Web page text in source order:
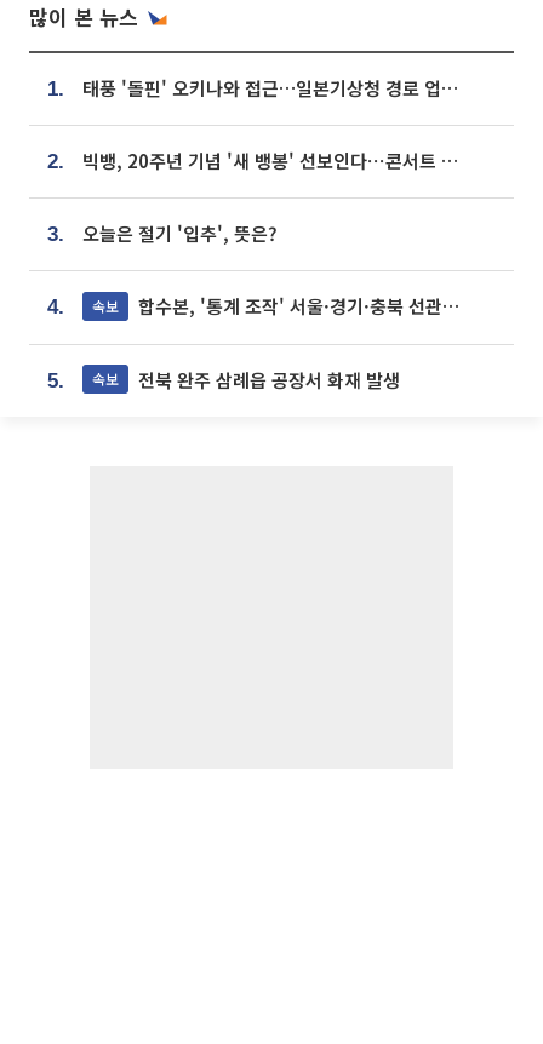
많이 본 뉴스
1. 태풍 '돌핀' 오키나와 접근…일본기상청 경로 업데이트
2. 빅뱅, 20주년 기념 '새 뱅봉' 선보인다⋯콘서트 앞두고 팝업 개최
3. 오늘은 절기 '입추', 뜻은?
4. 속보 합수본, '통계 조작' 서울·경기·충북 선관위 등 추가 압수수색
5. 속보 전북 완주 삼례읍 공장서 화재 발생